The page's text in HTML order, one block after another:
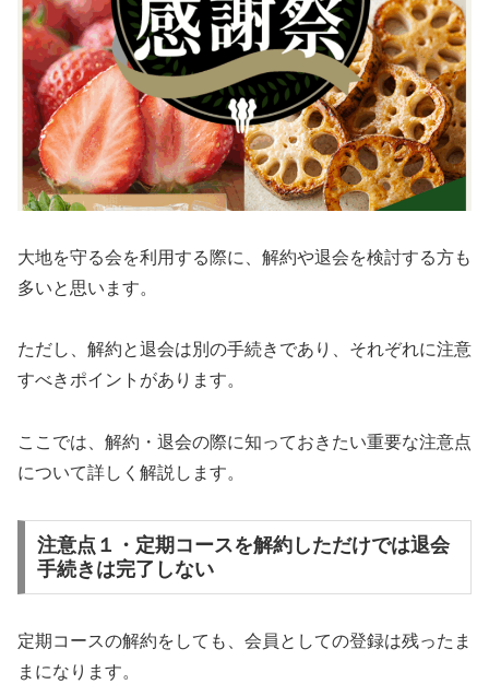
大地を守る会を利用する際に、解約や退会を検討する方も
多いと思います。
ただし、解約と退会は別の手続きであり、それぞれに注意
すべきポイントがあります。
ここでは、解約・退会の際に知っておきたい重要な注意点
について詳しく解説します。
注意点１・定期コースを解約しただけでは退会
手続きは完了しない
定期コースの解約をしても、会員としての登録は残ったま
まになります。